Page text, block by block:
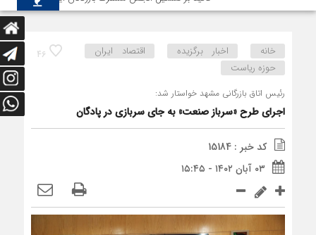
46 خانه اخبار برگزیده
اقتصاد ایران
حوزه ریاست
رئیس اتاق بازرگانی مشهد خواستار شد:
اجرای طرح «سرباز صنعت» به جای سربازی در پادگان
کد خبر : 15184
۰۳ آبان ۱۴۰۲ - ۱۵:۴۵